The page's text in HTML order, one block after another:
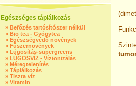
Egészséges táplálkozás
» Befőzés tartósítószer nélkül
» Bio tea - Gyógytea
» Egészségvédő növények
» Fűszernövények
» Lúgosítás-supergreens
» LÚGOSVÍZ - Vízionizálás
» Méregtelenítés
» Táplálkozás
» Tiszta víz
» Vitamin